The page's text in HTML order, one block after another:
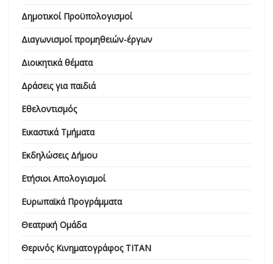
Δημοτικοί Προϋπολογισμοί
Διαγωνισμοί προμηθειών-έργων
Διοικητικά θέματα
Δράσεις για παιδιά
Εθελοντισμός
Εικαστικά Τμήματα
Εκδηλώσεις Δήμου
Ετήσιοι Απολογισμοί
Ευρωπαϊκά Προγράμματα
Θεατρική Ομάδα
Θερινός Κινηματογράφος ΤΙΤΑΝ